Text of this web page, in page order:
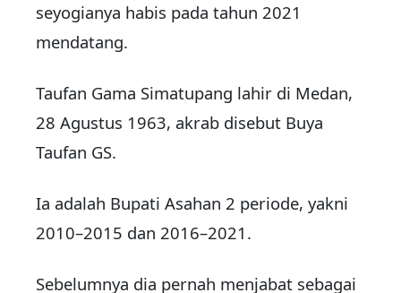
seyogianya habis pada tahun 2021
mendatang.
Taufan Gama Simatupang lahir di Medan,
28 Agustus 1963, akrab disebut Buya
Taufan GS.
Ia adalah Bupati Asahan 2 periode, yakni
2010–2015 dan 2016–2021.
Sebelumnya dia pernah menjabat sebagai